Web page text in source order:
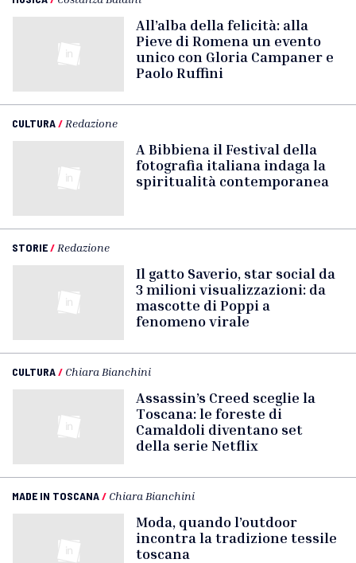
All’alba della felicità: alla
Pieve di Romena un evento
unico con Gloria Campaner e
Paolo Ruffini
CULTURA/ Redazione
A Bibbiena il Festival della
fotografia italiana indaga la
spiritualità contemporanea
STORIE/ Redazione
Il gatto Saverio, star social da
3 milioni visualizzazioni: da
mascotte di Poppi a
fenomeno virale
CULTURA/ Chiara Bianchini
Assassin’s Creed sceglie la
Toscana: le foreste di
Camaldoli diventano set
della serie Netflix
MADE IN TOSCANA/ Chiara Bianchini
Moda, quando l’outdoor
incontra la tradizione tessile
toscana